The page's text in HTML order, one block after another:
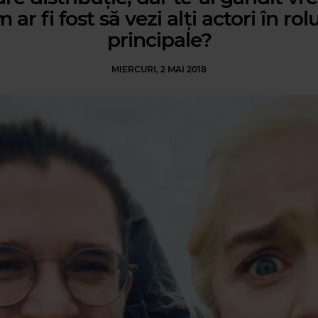
ar fi fost să vezi alți actori în
principale?
MIERCURI, 2 MAI 2018